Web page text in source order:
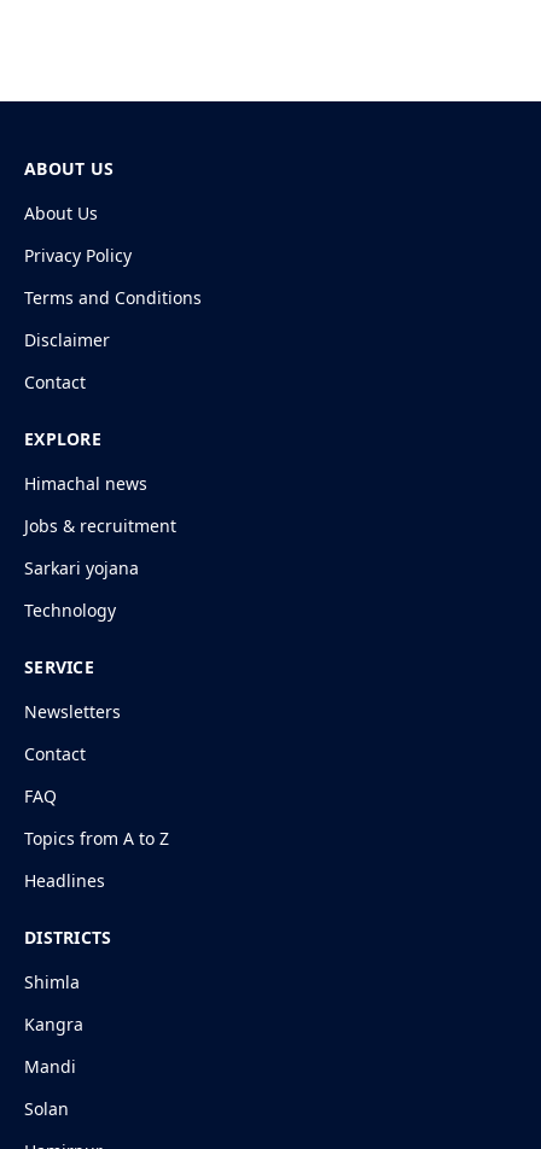
ABOUT US
About Us
Privacy Policy
Terms and Conditions
Disclaimer
Contact
EXPLORE
Himachal news
Jobs & recruitment
Sarkari yojana
Technology
SERVICE
Newsletters
Contact
FAQ
Topics from A to Z
Headlines
DISTRICTS
Shimla
Kangra
Mandi
Solan